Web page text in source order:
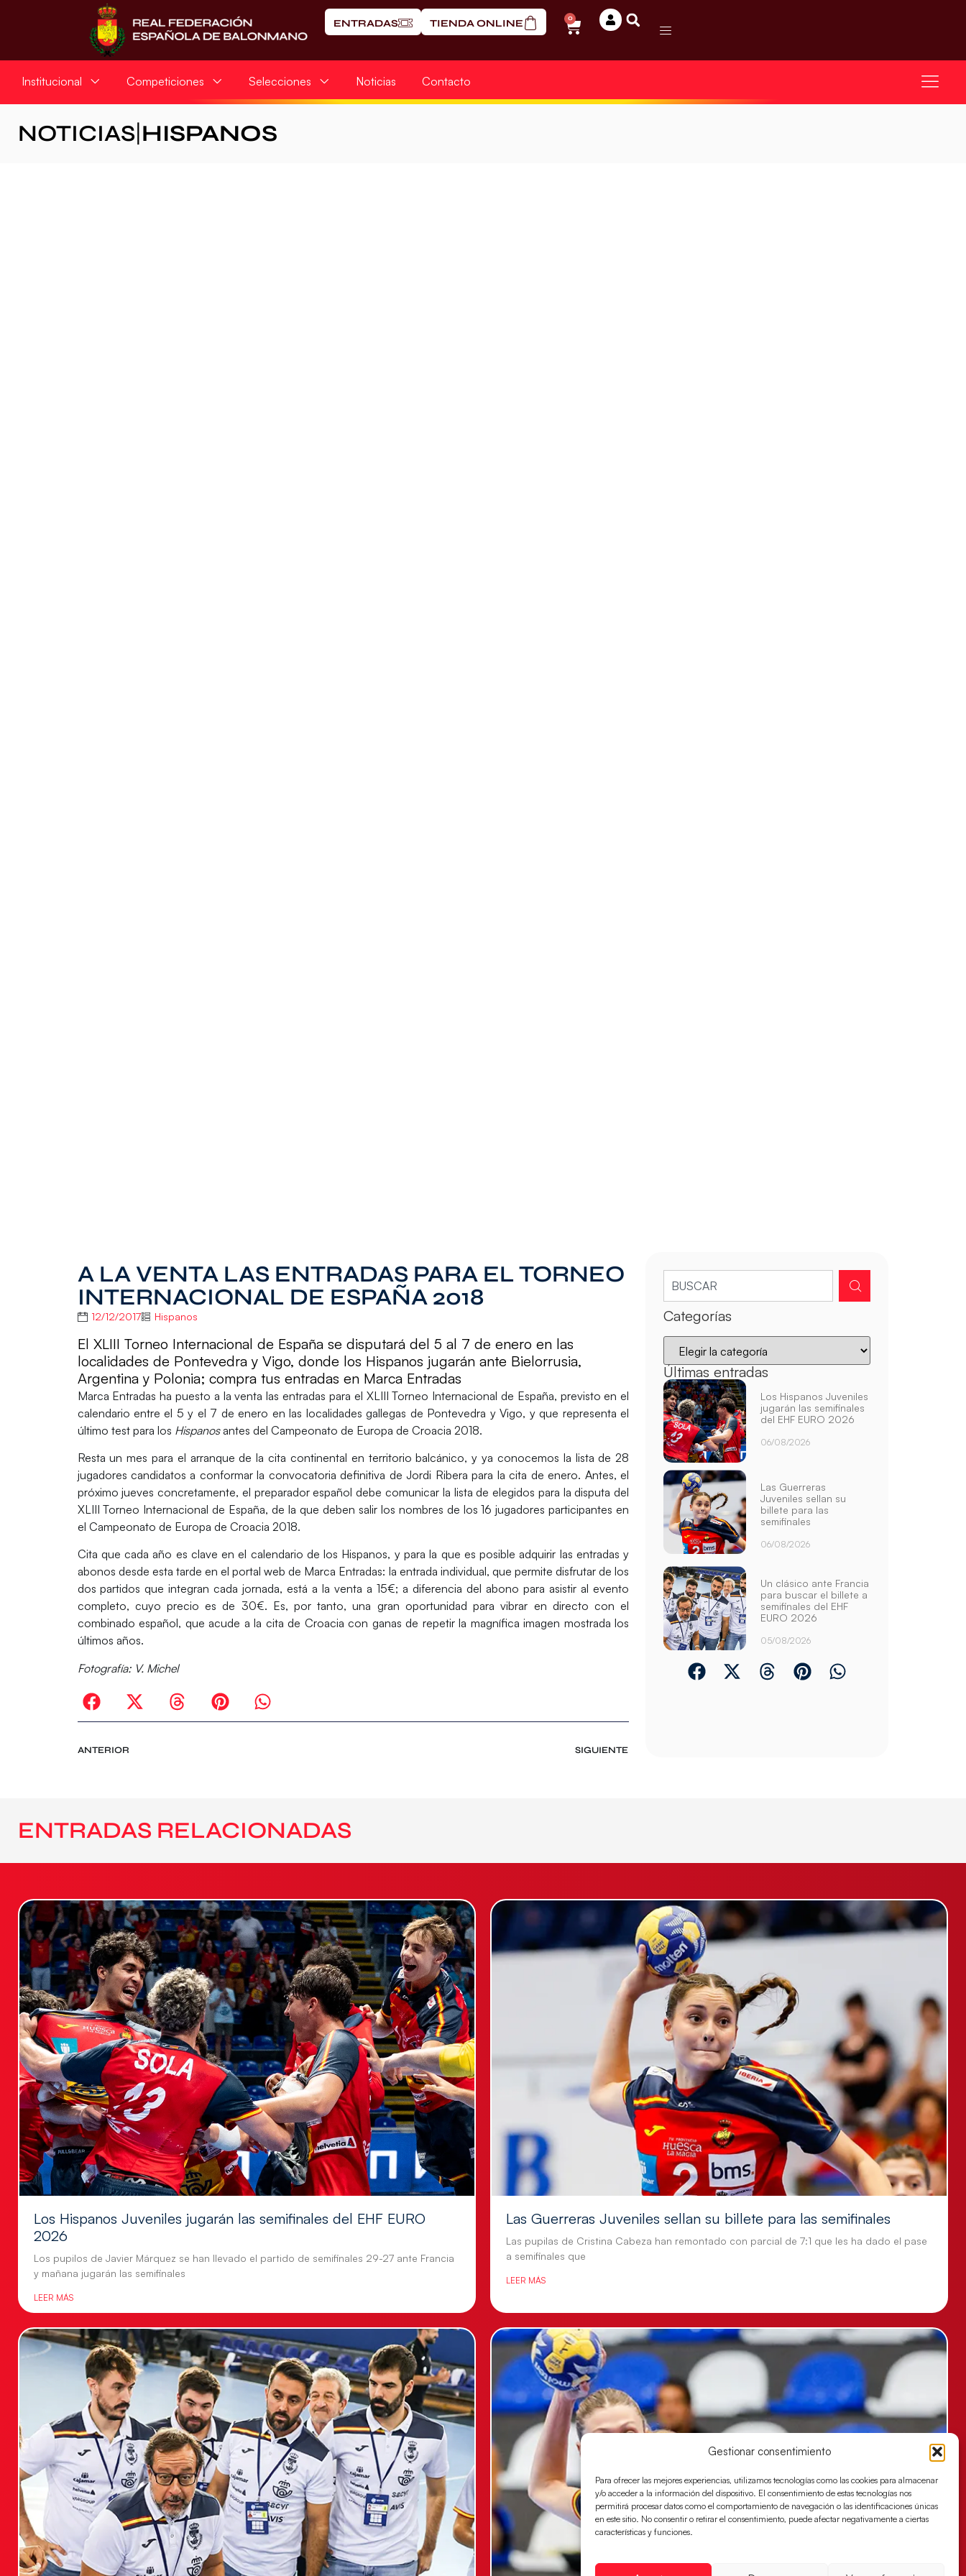
Gestionar consentimiento
Para ofrecer las mejores experiencias, utilizamos tecnologías como las cookies para almacenar
y/o acceder a la información del dispositivo. El consentimiento de estas tecnologías nos
permitirá procesar datos como el comportamiento de navegación o las identificaciones únicas
en este sitio. No consentir o retirar el consentimiento, puede afectar negativamente a ciertas
características y funciones.
ENTRADAS TIENDA ONLINE 0
Institucional Competiciones Selecciones Noticias Contacto
NOTICIAS HISPANOS
A LA VENTA LAS ENTRADAS PARA EL TORNEO
INTERNACIONAL DE ESPAÑA 2018
12/12/2017 Hispanos
El XLIII Torneo Internacional de España se disputará del 5 al 7 de enero en las
localidades de Pontevedra y Vigo, donde los Hispanos jugarán ante Bielorrusia,
Argentina y Polonia; compra tus entradas en Marca Entradas
Marca Entradas ha puesto a la venta las entradas para el XLIII Torneo Internacional de España, previsto en el
calendario entre el 5 y el 7 de enero en las localidades gallegas de Pontevedra y Vigo, y que representa el
último test para los Hispanosantes del Campeonato de Europa de Croacia 2018.
Resta un mes para el arranque de la cita continental en territorio balcánico, y ya conocemos la lista de 28
jugadores candidatos a conformar la convocatoria definitiva deJordi Ribera para la cita de enero. Antes, el
próximo jueves concretamente, el preparador español debe comunicar la lista de elegidos para la disputa del
XLIII Torneo Internacional de España, de la que deben salir los nombres de los 16 jugadores participantes en
el Campeonato de Europa de Croacia 2018.
Cita que cada año es clave en el calendario de los Hispanos, y para la que es posible adquirir las entradas y
abonos desde esta tarde en el portal web de Marca Entradas: la entrada individual, que permite disfrutar de los
dos partidos que integran cada jornada, está a la venta a 15€; a diferencia del abono para asistir al evento
completo, cuyo precio es de 30€. Es, por tanto, una gran oportunidad para vibrar en directo con el
combinado español, que acude a la cita de Croacia con ganas de repetir la magnífica imagen mostrada los
últimos años.
Fotografía: V. Michel
ANTERIOR SIGUIENTE
Categorías
Últimas entradas
Los Hispanos Juveniles
jugarán las semifinales
del EHF EURO 2026
06/08/2026
Las Guerreras
Juveniles sellan su
billete para las
semifinales
06/08/2026
Un clásico ante Francia
para buscar el billete a
semifinales del EHF
EURO 2026
05/08/2026
ENTRADAS RELACIONADAS
Los Hispanos Juveniles jugarán las semifinales del EHF EURO
2026
Los pupilos de Javier Márquez se han llevado el partido de semifinales 29-27 ante Francia
y mañana jugarán las semifinales
LEER MÁS
Las Guerreras Juveniles sellan su billete para las semifinales
Las pupilas de Cristina Cabeza han remontado con parcial de 7:1 que les ha dado el pase
a semifinales que
LEER MÁS